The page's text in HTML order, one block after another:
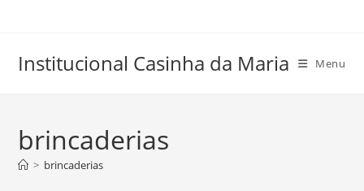
Institucional Casinha da Maria Menu
brincaderias
> brincaderias